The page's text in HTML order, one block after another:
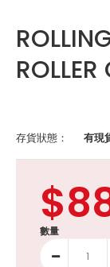
存貨狀態： 有現
數量